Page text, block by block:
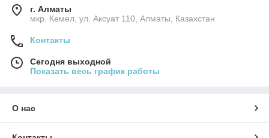
г. Алматы
мкр. Кемел, ул. Аксуат 110, Алматы, Казахстан
Контакты
Сегодня выходной
Показать весь график работы
О нас